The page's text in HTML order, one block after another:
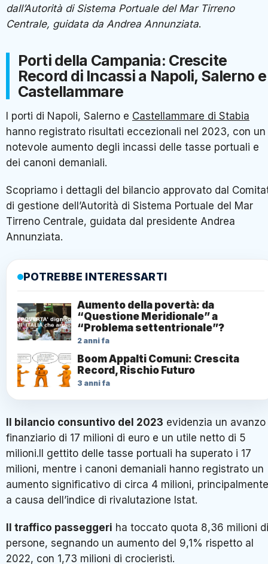
dall’Autorità di Sistema Portuale del Mar Tirreno
Centrale, guidata da Andrea Annunziata.
Porti della Campania: Crescite
Record di Incassi a Napoli, Salerno e
Castellammare
I porti di Napoli, Salerno e Castellammare di Stabia
hanno registrato risultati eccezionali nel 2023, con un
notevole aumento degli incassi delle tasse portuali e
dei canoni demaniali.
Scopriamo i dettagli del bilancio approvato dal
di gestione dell’Autorità di Sistema Portuale del Mar
Tirreno Centrale, guidata dal presidente Andrea
Annunziata.
POTREBBE INTERESSARTI
Aumento della povertà: da
“Questione Meridionale” a
“Problema settentrionale”?
2 anni fa
Boom Appalti Comuni: Crescita
Record, Rischio Futuro
3 anni fa
Il bilancio consuntivo del 2023 evidenzia un avanzo
finanziario di 17 milioni di euro e un utile netto di 5
milioni.Il gettito delle tasse portuali ha superato i 17
milioni, mentre i canoni demaniali hanno registrato un
aumento significativo di circa 4 milioni, principalmente
a causa dell’indice di rivalutazione Istat.
Il traffico passeggeri ha toccato quota 8,36 milioni di
persone, segnando un aumento del 9,1% rispetto al
2022, con 1,73 milioni di crocieristi.